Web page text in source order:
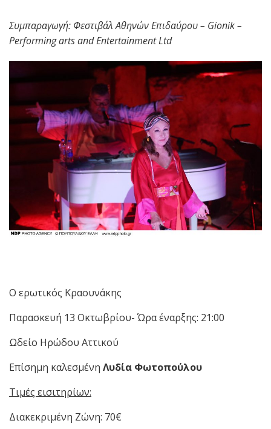
Συμπαραγωγή: Φεστιβάλ ΑθηνώνΕπιδαύρου– Gionik –
Performing arts and Entertainment Ltd
Ο ερωτικός Κραουνάκης
Παρασκευή 13 Οκτωβρίου- Ώρα έναρξης: 21:00
Ωδείο Ηρώδου Αττικού
Επίσημη καλεσμένη Λυδία Φωτοπούλου
Τιμές εισιτηρίων:
Διακεκριμένη Ζώνη: 70€